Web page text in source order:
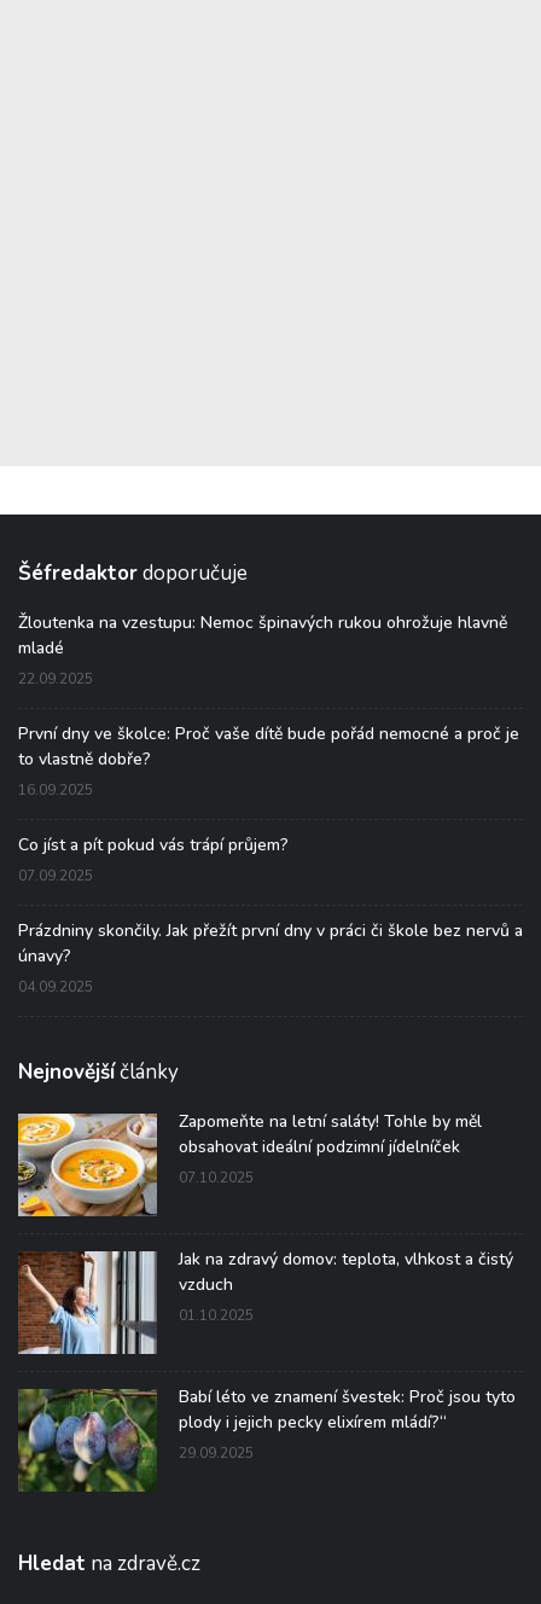
Šéfredaktordoporučuje
Žloutenka na vzestupu: Nemoc špinavých rukou ohrožuje hlavně
mladé
22.09.2025
První dny ve školce: Proč vaše dítě bude pořád nemocné a proč je
to vlastně dobře?
16.09.2025
Co jíst a pít pokud vás trápí průjem?
07.09.2025
Prázdniny skončily. Jak přežít první dny v práci či škole bez nervů a
únavy?
04.09.2025
Nejnovějšíčlánky
Zapomeňte na letní saláty! Tohle by měl
obsahovat ideální podzimní jídelníček
07.10.2025
Jak na zdravý domov: teplota, vlhkost a čistý
vzduch
01.10.2025
Babí léto ve znamení švestek: Proč jsou tyto
plody i jejich pecky elixírem mládí?“
29.09.2025
Hledat na zdravě.cz